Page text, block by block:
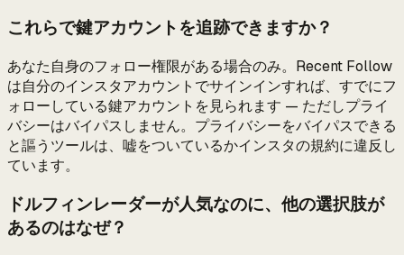
これらで鍵アカウントを追跡できますか？
あなた自身のフォロー権限がある場合のみ。Recent Follow
は自分のインスタアカウントでサインインすれば、すでにフ
ォローしている鍵アカウントを見られます — ただしプライ
バシーはバイパスしません。プライバシーをバイパスできる
と謳うツールは、嘘をついているかインスタの規約に違反し
ています。
ドルフィンレーダーが人気なのに、他の選択肢が
あるのはなぜ？